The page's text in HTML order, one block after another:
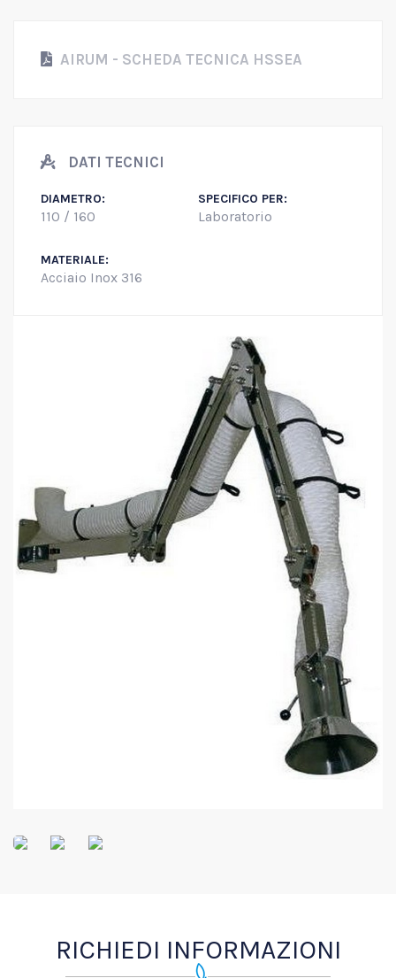
AIRUM - SCHEDA TECNICA HSSEA
DATI TECNICI
DIAMETRO:
110 / 160
SPECIFICO PER:
Laboratorio
MATERIALE:
Acciaio Inox 316
RICHIEDI INFORMAZIONI